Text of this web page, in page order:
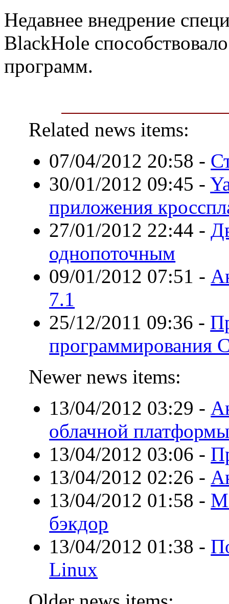
Недавнее внедрение
BlackHole
программ.
Related news items:
07/04/2012 20:58 -
30/01/2012 09:45 -
приложения
27/01/2012 22:44 -
однопоточным
09/01/2012 07:51 -
7.1
25/12/2011 09:36 -
программирования
Newer news items:
13/04/2012 03:29 -
облачной
13/04/2012 03:06 -
13/04/2012 02:26 -
13/04/2012 01:58 -
бэкдор
13/04/2012 01:38 -
Linux